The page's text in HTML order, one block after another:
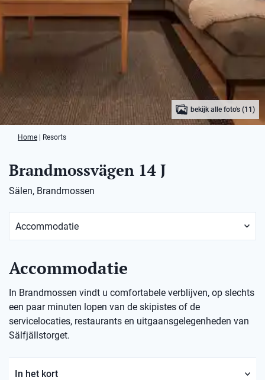
bekijk alle foto's (11)
Home Resorts
Brandmossvägen 14 J
Sälen, Brandmossen
Accommodatie
In Brandmossen vindt u comfortabele verblijven, op slechts
een paar minuten lopen van de skipistes of de
servicelocaties, restaurants en uitgaansgelegenheden van
Sälfjällstorget.
In het kort